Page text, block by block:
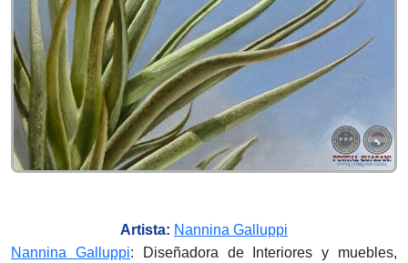
Artista: Nannina Galluppi
Nannina Galluppi: Diseñadora de Interiores y muebles,